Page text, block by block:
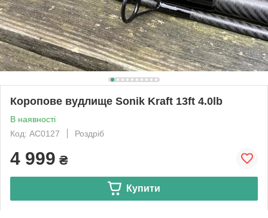
Коропове вудлище Sonik Kraft 13ft 4.0lb
В наявності
Код: AC0127
Роздріб
4 999 ₴
Купити